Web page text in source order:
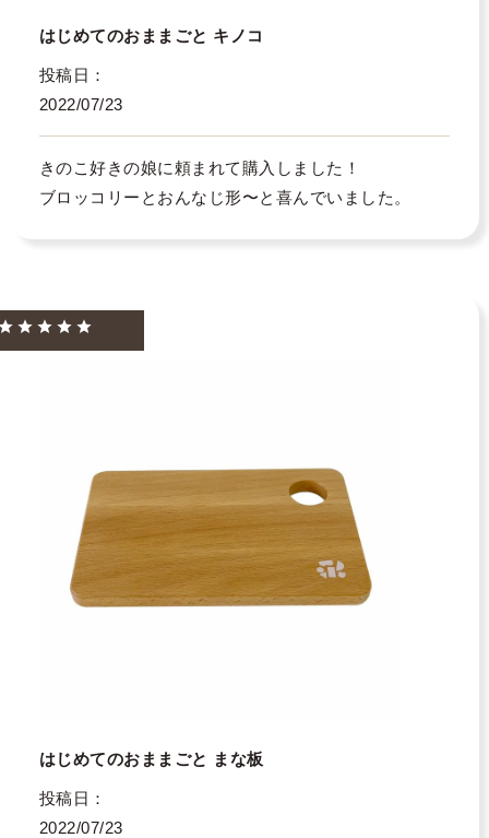
はじめてのおままごと キノコ
投稿日
2022/07/23
きのこ好きの娘に頼まれて購入しました！
ブロッコリーとおんなじ形〜と喜んでいました。
はじめてのおままごと まな板
投稿日
2022/07/23